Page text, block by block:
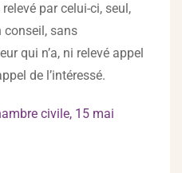
par celui-ci, seul,
conseil, sans
qui n’a, ni relevé appel
de l’intéressé.
civile, 15 mai